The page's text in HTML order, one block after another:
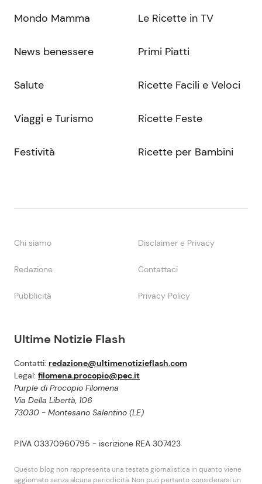
Ultime Notizie Flash
Contatti: redazione@ultimenotizieflash.com
Legal: filomena.procopio@pec.it
Purple di Procopio Filomena
Via Della Libertà, 106
73030 - Montesano Salentino (LE)
P.IVA 03370960795 - iscrizione REA 307423
Questo blog non rappresenta una testata giornalistica in quanto viene
aggiornato senza alcuna periodicità. Non puó pertanto considerarsi un
Mondo Mamma
News benessere
Salute
Viaggi e Turismo
Festività
Le Ricette in TV
Primi Piatti
Ricette Facili e Veloci
Ricette Feste
Ricette per Bambini
Chi siamo Disclaimer e Privacy
Redazione Contattaci
Pubblicità Privacy Policy